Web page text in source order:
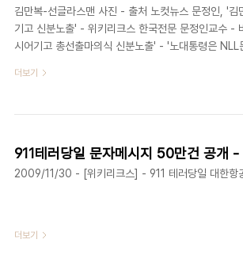
김만복-선글라스맨 사진 - 출처 노컷뉴스 문정인, '김
기고 신분노출' - 위키리크스 한국전문 문정인교수 -
시어기고 총선출마의식 신분노출' - '노대통령은
아라' - 북 미사일 미 위성사진 유출되자 한국정부
한국전문 2011/09/13 - [분류 전체보기] - 한..
더보기
2009/11/30 - [위키리크스] - 911 테러당일 대한항
더보기